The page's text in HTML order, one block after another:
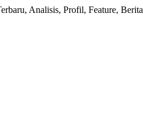
Analisis, Profil, Feature,